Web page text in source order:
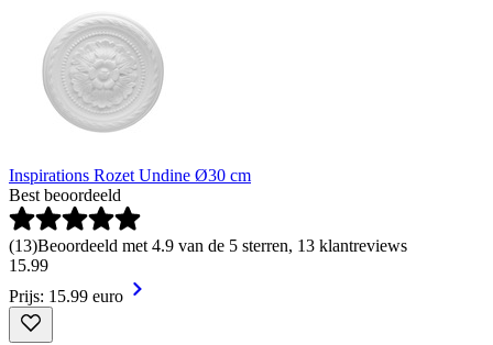
Inspirations Rozet Undine Ø30 cm
Best beoordeeld
(13)Beoordeeld met 4.9 van de 5 sterren, 13 klantreviews
15.99
Prijs: 15.99 euro